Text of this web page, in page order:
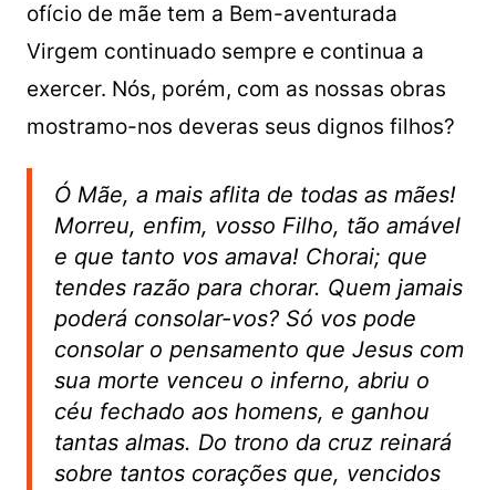
ofício de mãe tem a Bem-aventurada
Virgem continuado sempre e continua a
exercer. Nós, porém, com as nossas obras
mostramo-nos deveras seus dignos filhos?
Ó Mãe, a mais aflita de todas as mães!
Morreu, enfim, vosso Filho, tão amável
e que tanto vos amava! Chorai; que
tendes razão para chorar. Quem jamais
poderá consolar-vos? Só vos pode
consolar o pensamento que Jesus com
sua morte venceu o inferno, abriu o
céu fechado aos homens, e ganhou
tantas almas. Do trono da cruz reinará
sobre tantos corações que, vencidos